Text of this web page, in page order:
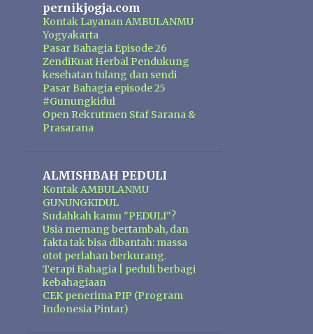
pernikjogja.com
Kontak Layanan AMBULANMU
Yogyakarta
Pasar Bahagia Episode 26
ZendiKuat Herbal Pendukung
kesehatan tulang dan sendi
Pasar Bahagia episode 25
#Gunungkidul
Open Rekrutmen Staf Sarana &
Prasarana
ALMISHBAH PEDULI
Kontak AMBULANMU
GUNUNGKIDUL
Sudahkah kamu "PEDULI"?
Usia memang bertambah, dan
fakta tak bisa dibantah: massa
otot perlahan berkurang.
Terapi Bahagia | peduli berbagi
kebahagiaan
CEK penerima PIP (Program
Indonesia Pintar)